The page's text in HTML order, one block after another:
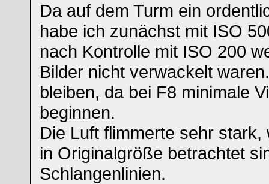
Da auf dem Turm ein
habe ich zunächst mit ISO
nach Kontrolle mit ISO 200
Bilder nicht verwackelt
bleiben, da bei F8 minimale
beginnen.
Die Luft flimmerte sehr stark,
in Originalgröße betrachtet
Schlangenlinien.